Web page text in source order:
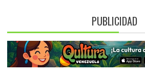
PUBLICIDAD